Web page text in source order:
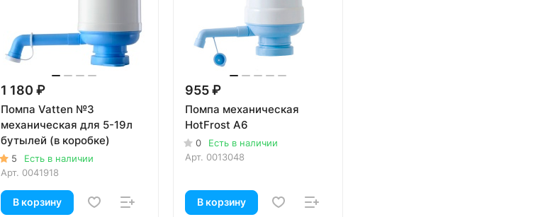
1 180 ₽
Помпа Vatten №3
механическая для 5-19л
бутылей (в коробке)
5
Есть в наличии
Арт. 0041918
В корзину
955 ₽
Помпа механическая
HotFrost A6
0
Есть в наличии
Арт. 0013048
В корзину